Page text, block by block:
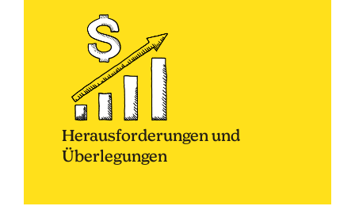
Herausforderungen und
Überlegungen